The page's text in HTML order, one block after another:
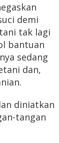
demi
tak lagi
bantuan
sedang
dan,
diniatkan
tangan